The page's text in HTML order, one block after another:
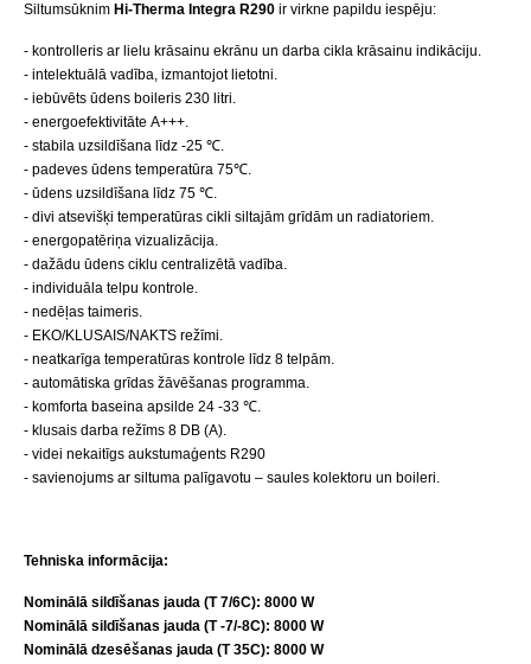
Siltumsūknim Hi-Therma Integra R290 ir virkne papildu iespēju:
- kontrolleris ar lielu krāsainu ekrānu un darba cikla krāsainu indikāciju.
- intelektuālā vadība, izmantojot lietotni.
- iebūvēts ūdens boileris 230 litri.
- energoefektivitāte A+++.
- stabila uzsildīšana līdz -25 ℃.
- padeves ūdens temperatūra 75℃.
- ūdens uzsildīšana līdz 75 ℃.
- divi atsevišķi temperatūras cikli siltajām grīdām un radiatoriem.
- energopatēriņa vizualizācija.
- dažādu ūdens ciklu centralizētā vadība.
- individuāla telpu kontrole.
- nedēļas taimeris.
- EKO/KLUSAIS/NAKTS režīmi.
- neatkarīga temperatūras kontrole līdz 8 telpām.
- automātiska grīdas žāvēšanas programma.
- komforta baseina apsilde 24 -33 ℃.
- klusais darba režīms 8 DB (A).
- videi nekaitīgs aukstumaģents R290
- savienojums ar siltuma palīgavotu – saules kolektoru un boileri.
Tehniska informācija:
Nominālā sildīšanas jauda (T 7/6C): 8000 W
Nominālā sildīšanas jauda (T -7/-8C): 8000 W
Nominālā dzesēšanas jauda (T 35C): 8000 W